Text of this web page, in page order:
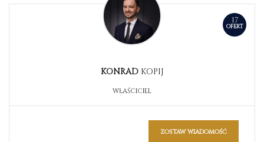
17
OFERT
KONRAD KOPIJ
WŁAŚCICIEL
zostaw wiadomość